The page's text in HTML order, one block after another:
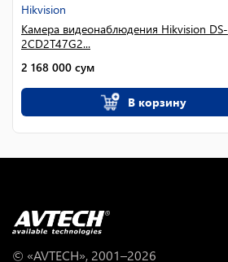
Hikvision
Камера видеонаблюдения Hikvision DS-
2CD2T47G2...
2 168 000 сум
В корзину
© «AVTECH», 2001–2026